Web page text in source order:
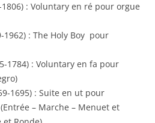
1806) : Voluntary en ré pour orgue
1962) : The Holy Boy pour
1784) : Voluntary en fa pour
1695) : Suite en ut pour
– Marche – Menuet et